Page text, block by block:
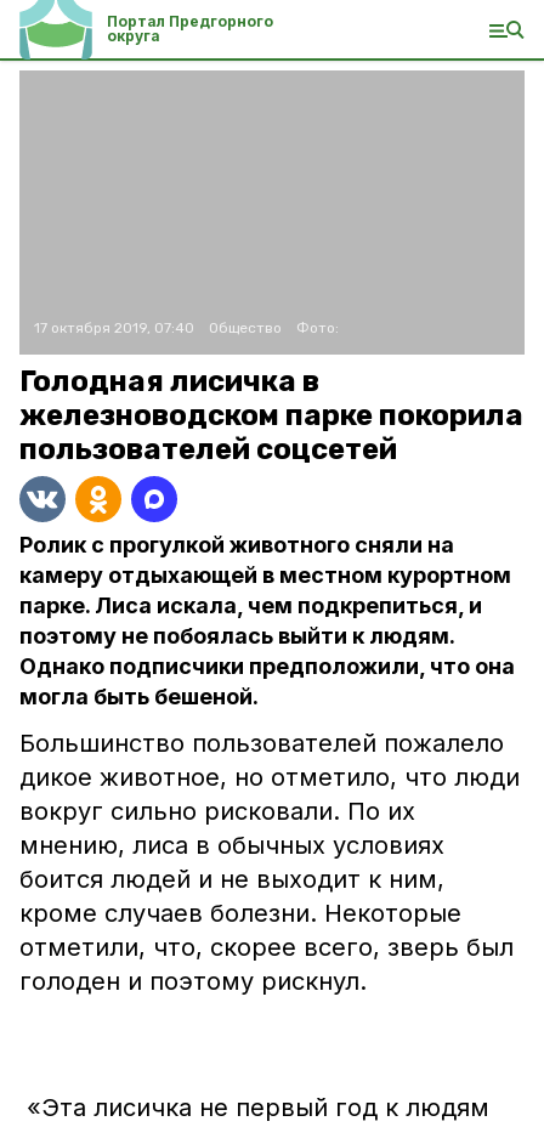
Портал Предгорного
округа
17 октября 2019, 07:40 Общество Фото:
Голодная лисичка в
железноводском парке покорила
пользователей соцсетей
Ролик с прогулкой животного сняли на
камеру отдыхающей в местном курортном
парке. Лиса искала, чем подкрепиться, и
поэтому не побоялась выйти к людям.
Однако подписчики предположили, что она
могла быть бешеной.
Большинство пользователей пожалело
дикое животное, но отметило, что люди
вокруг сильно рисковали. По их
мнению, лиса в обычных условиях
боится людей и не выходит к ним,
кроме случаев болезни. Некоторые
отметили, что, скорее всего, зверь был
голоден и поэтому рискнул.
«Эта лисичка не первый год к людям